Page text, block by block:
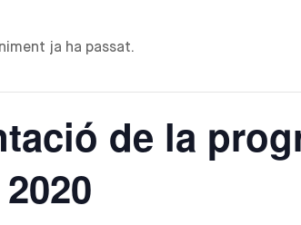
ja ha passat.
de la